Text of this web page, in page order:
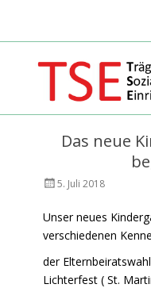
Das neue
Veröffentlicht
5. Juli 2018
Unser neues
verschiedenen
der
Lichterfest ( St.